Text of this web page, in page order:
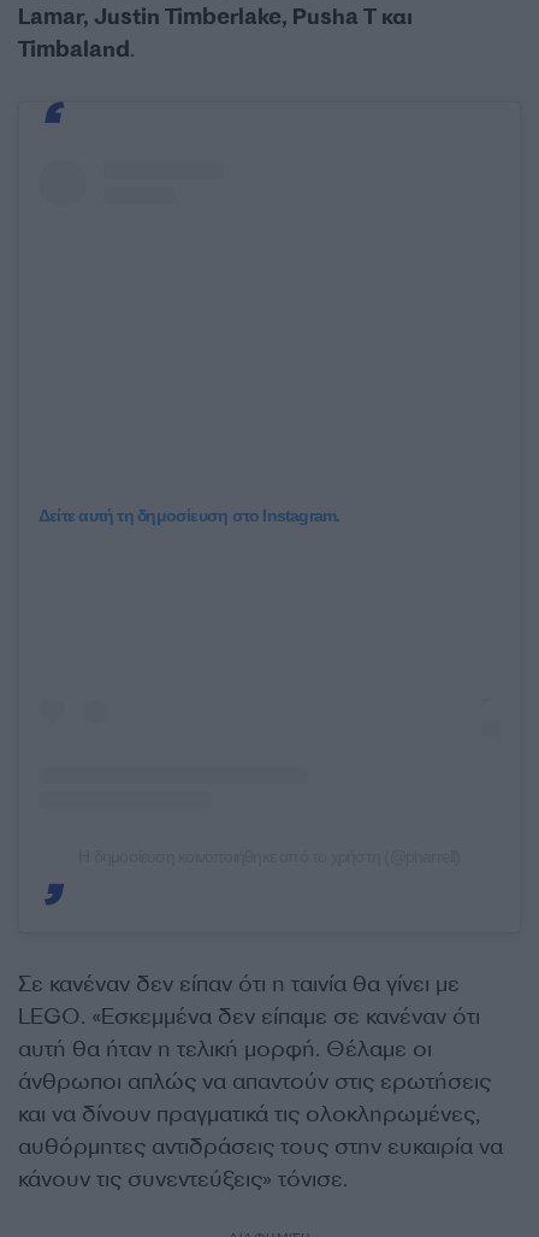
Lamar, Justin Timberlake, Pusha T και
Timbaland.
Δείτε αυτή τη δημοσίευση στο Instagram.
Σε κανέναν δεν είπαν ότι η ταινία θα γίνει με
LEGO. «Εσκεμμένα δεν είπαμε σε κανέναν ότι
αυτή θα ήταν η τελική μορφή. Θέλαμε οι
άνθρωποι απλώς να απαντούν στις ερωτήσεις
και να δίνουν πραγματικά τις ολοκληρωμένες,
αυθόρμητες αντιδράσεις τους στην ευκαιρία να
κάνουν τις συνεντεύξεις» τόνισε.